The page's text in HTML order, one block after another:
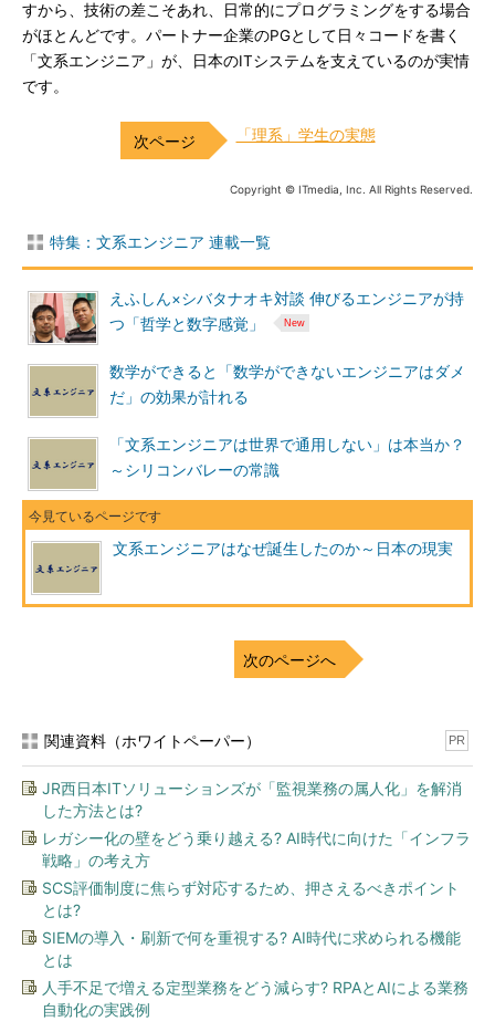
すから、技術の差こそあれ、日常的にプログラミングをする場合
がほとんどです。パートナー企業のPGとして日々コードを書く
「文系エンジニア」が、日本のITシステムを支えているのが実情
です。
「理系」学生の実態
Copyright © ITmedia, Inc. All Rights Reserved.
特集：文系エンジニア 連載一覧
えふしん×シバタナオキ対談 伸びるエンジニアが持
つ「哲学と数字感覚」
数学ができると「数学ができないエンジニアはダメ
だ」の効果が計れる
「文系エンジニアは世界で通用しない」は本当か？
～シリコンバレーの常識
文系エンジニアはなぜ誕生したのか～日本の現実
次のページへ
関連資料（ホワイトペーパー） PR
JR西日本ITソリューションズが「監視業務の属人化」を解消
した方法とは?
レガシー化の壁をどう乗り越える? AI時代に向けた「インフラ
戦略」の考え方
SCS評価制度に焦らず対応するため、押さえるべきポイント
とは?
SIEMの導入・刷新で何を重視する? AI時代に求められる機能
とは
人手不足で増える定型業務をどう減らす? RPAとAIによる業務
自動化の実践例